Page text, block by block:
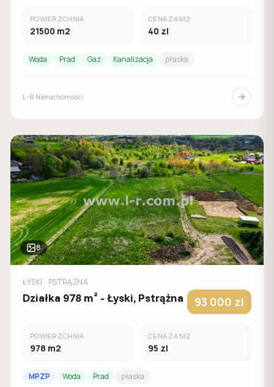
POWIERZCHNIA
21500 m2
CENA ZA M2
40 zl
Woda Prad Gaz Kanalizacja płaska
L-R Nieruchomości
8
ŁYSKI · PSTRĄŻNA
Działka 978 m² - Łyski, Pstrążna 93 000 zl
POWIERZCHNIA
978 m2
CENA ZA M2
95 zl
MPZP Woda Prad płaska